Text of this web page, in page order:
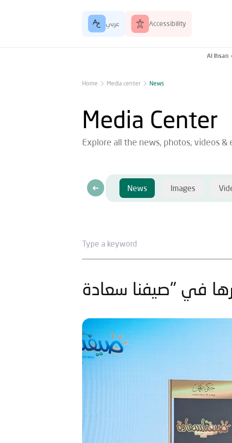
عربي Accessibility
Al Ihsan
Home Media center News
Media Center
Explore all the news, photos, videos &
News Images